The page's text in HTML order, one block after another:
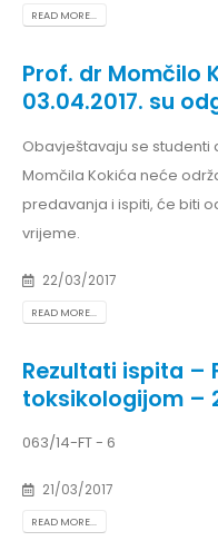
READ MORE...
Prof. dr Momčilo
03.04.2017. su
Obavještavaju se
Momčila Kokića neće
predavanja i ispiti, će biti
vrijeme.
22/03/2017
READ MORE...
Rezultati ispita –
toksikologijom –
063/14-FT - 6
21/03/2017
READ MORE...